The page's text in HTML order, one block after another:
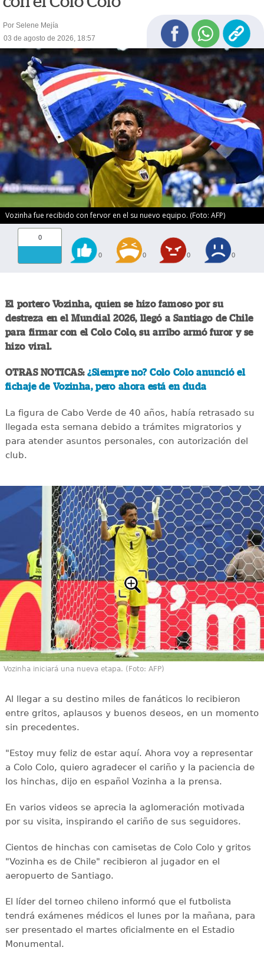
Por Selene Mejía
03 de agosto de 2026, 18:57
Vozinha fue recibido con fervor en el su nuevo equipo. (Foto: AFP)
0
0 0 0 0
El portero Vozinha, quien se hizo famoso por su
destreza en el Mundial 2026, llegó a Santiago de Chile
para firmar con el Colo Colo, su arribo armó furor y se
hizo viral.
OTRAS NOTICAS:¿Siempre no? Colo Colo anunció el
fichaje de Vozinha, pero ahora está en duda
La figura de Cabo Verde de 40 años, había retrasado su
llegada esta semana debido a trámites migratorios y
para atender asuntos personales, con autorización del
club.
Vozinha iniciará una nueva etapa. (Foto: AFP)
Al llegar a su destino miles de fanáticos lo recibieron
entre gritos, aplausos y buenos deseos, en un momento
sin precedentes.
"Estoy muy feliz de estar aquí. Ahora voy a representar
a Colo Colo, quiero agradecer el cariño y la paciencia de
los hinchas, dijo en español Vozinha a la prensa.
En varios videos se aprecia la aglomeración motivada
por su visita, inspirando el cariño de sus seguidores.
Cientos de hinchas con camisetas de Colo Colo y gritos
"Vozinha es de Chile" recibieron al jugador en el
aeropuerto de Santiago.
El líder del torneo chileno informó que el futbolista
tendrá exámenes médicos el lunes por la mañana, para
ser presentado el martes oficialmente en el Estadio
Monumental.